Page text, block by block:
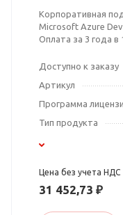
Корпоративная
Microsoft Azure
Оплата за 3 года в
Доступно к заказу
Артикул
Программа
Тип продукта
Цена без учета НДС
31 452,73 ₽